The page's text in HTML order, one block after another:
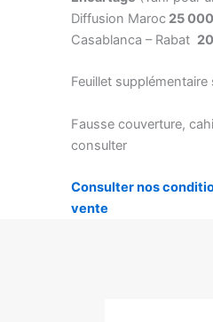
Diffusion Maroc 25
Casablanca – Rabat
Feuillet supplémentaire
Fausse couverture,
consulter
Consulter nos
vente